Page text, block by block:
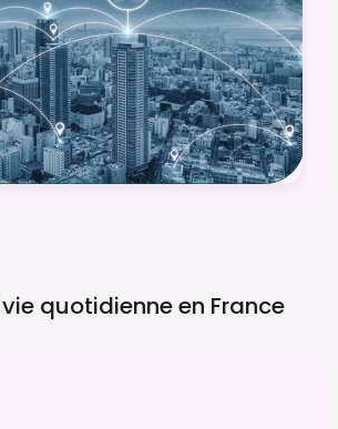
quotidienne en France